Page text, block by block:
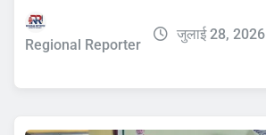
Regional Reporter
जुलाई 28, 2026